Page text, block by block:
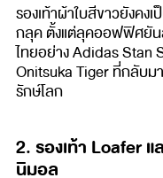
รองเท้าผ้าใบสีขาวยังคง
กลุค ตั้งแต่ลุคออฟฟิศยัน
ไทยอย่าง Adidas Stan
Onitsuka Tiger ที่กลับม
รักษ์โลก
2. รองเท้า Loafer
นิมอล